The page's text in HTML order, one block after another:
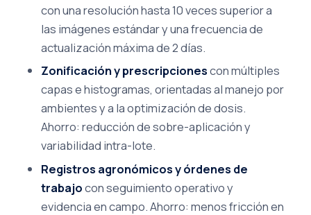
con una resolución hasta 10 veces superior a
las imágenes estándar y una frecuencia de
actualización máxima de 2 días.
Zonificación y prescripcionescon múltiples
capas e histogramas, orientadas al manejo por
ambientes y a la optimización de dosis.
Ahorro: reducción de sobre-aplicación y
variabilidad intra-lote.
Registros agronómicos y órdenes de
trabajocon seguimiento operativo y
evidencia en campo. Ahorro: menos fricción en